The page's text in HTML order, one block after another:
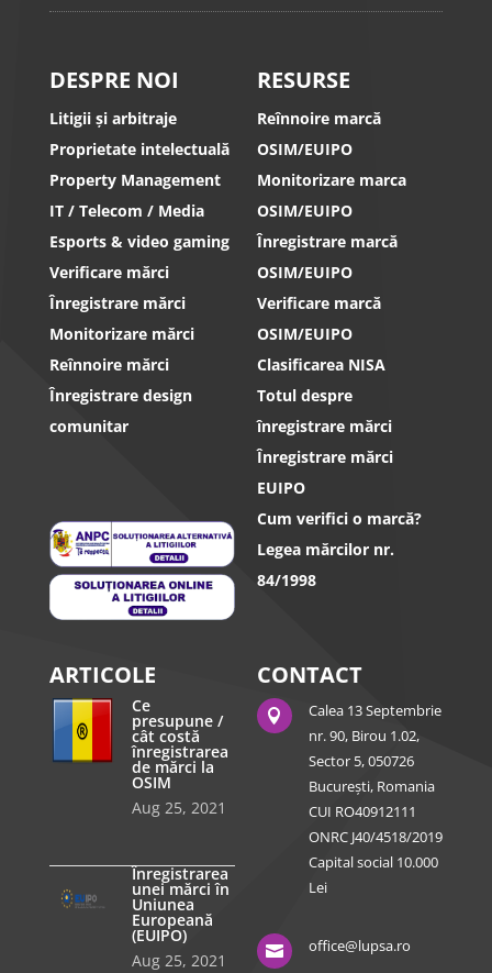
DESPRE NOI
Litigii și arbitraje
Proprietate intelectuală
Property Management
IT / Telecom / Media
Esports & video gaming
Verificare mărci
Înregistrare mărci
Monitorizare mărci
Reînnoire mărci
Înregistrare design
comunitar
RESURSE
Reînnoire marcă
OSIM/EUIPO
Monitorizare marca
OSIM/EUIPO
Înregistrare marcă
OSIM/EUIPO
Verificare marcă
OSIM/EUIPO
Clasificarea NISA
Totul despre
înregistrare mărci
Înregistrare mărci
EUIPO
Cum verifici o marcă?
Legea mărcilor nr.
84/1998
ARTICOLE
Ce
presupune /
cât costă
înregistrarea
de mărci la
OSIM
Aug 25, 2021
Înregistrarea
unei mărci în
Uniunea
Europeană
(EUIPO)
Aug 25, 2021
CONTACT

Calea 13 Septembrie
nr. 90, Birou 1.02,
Sector 5, 050726
București, Romania
CUI RO40912111
ONRC J40/4518/2019
Capital social 10.000
Lei

office@lupsa.ro